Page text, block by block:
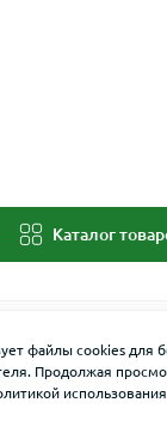
Каталог
файлы cookies для
Продолжая